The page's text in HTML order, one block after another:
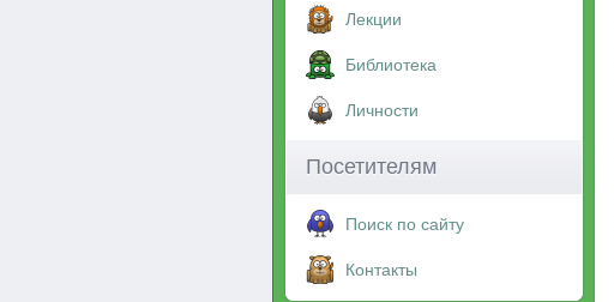
Лекции
Библиотека
Личности
Посетителям
Поиск по сайту
Контакты